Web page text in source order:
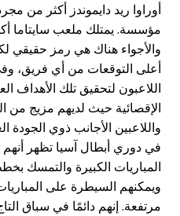
أوراوا ريد دايموندز أكثر من
مؤسسة. يمتلك ملعب سايتاما
والأجواء هناك هي رمز حقيقي
اللاعبون لتحقيق تلك الأهداف
الإقصائية حيث لديهم مزيج من
واللاعبين الأجانب ذوي الجودة
في دوري أبطال آسيا تظهر
المباريات الكبيرة والتمسك
ويمكنهم السيطرة على
مرتفعة. إنهم دائمًا في سباق